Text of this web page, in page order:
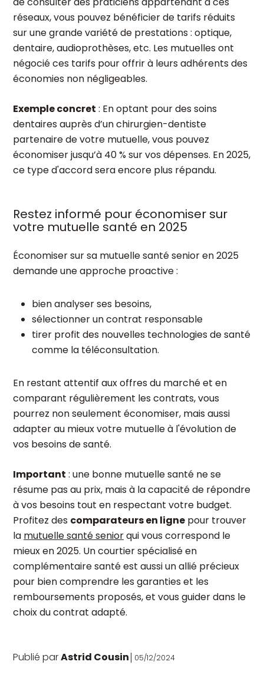
réseaux, vous pouvez bénéficier de tarifs réduits
sur une grande variété de prestations : optique,
dentaire, audioprothèses, etc. Les mutuelles ont
négocié ces tarifs pour offrir à leurs adhérents des
économies non négligeables.
Exemple concret : En optant pour des soins
dentaires auprès d’un chirurgien-dentiste
partenaire de votre mutuelle, vous pouvez
économiser jusqu’à 40 % sur vos dépenses. En 2025,
ce type d'accord sera encore plus répandu.
Restez informé pour économiser sur
votre mutuelle santé en 2025
Économiser sur sa mutuelle santé senior en 2025
demande une approche proactive :
bien analyser ses besoins,
sélectionner un contrat responsable
tirer profit des nouvelles technologies de santé
comme la téléconsultation.
En restant attentif aux offres du marché et en
comparant régulièrement les contrats, vous
pourrez non seulement économiser, mais aussi
adapter au mieux votre mutuelle à l'évolution de
vos besoins de santé.
Important : une bonne mutuelle santé ne se
résume pas au prix, mais à la capacité de répondre
à vos besoins tout en respectant votre budget.
Profitez des comparateurs en ligne pour trouver
la mutuelle santé seniorqui vous correspond le
mieux en 2025. Un courtier spécialisé en
complémentaire santé est aussi un allié précieux
pour bien comprendre les garanties et les
remboursements proposés, et vous guider dans le
choix du contrat adapté.
Publié parAstrid Cousin 05/12/2024